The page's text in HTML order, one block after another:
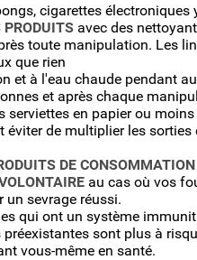
cigarettes électroniques
PRODUITS avec des
toute manipulation. Les
que rien
et à l'eau chaude pendant
et après chaque
serviettes en papier ou
éviter de multiplier les
DE CONSOMMATION
au cas où vos
sevrage réussi.
qui ont un système
sont plus à
vous-même en santé.